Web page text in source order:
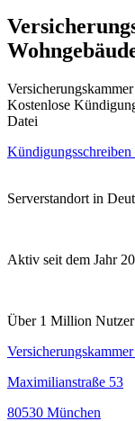
Kostenlose
Datei
Kündigungsschreiben
Serverstandort in
Aktiv seit dem Jahr
Über 1 Million
Maximilianstraße 53
80530 München